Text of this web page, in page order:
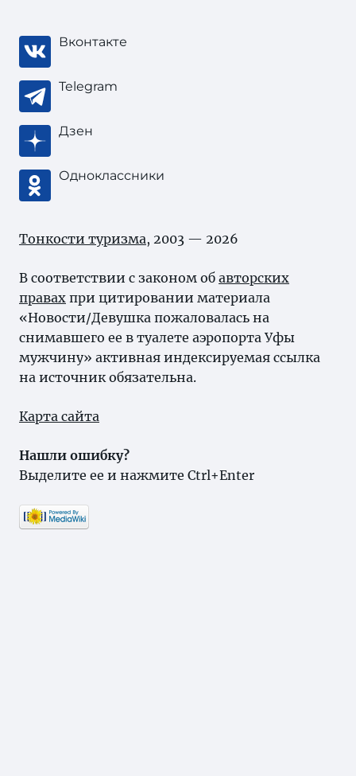
Вконтакте
Telegram
Дзен
Одноклассники
Тонкости туризма, 2003 — 2026
В соответствии с законом об авторских
правах при цитировании материала
«Новости/Девушка пожаловалась на
снимавшего ее в туалете аэропорта Уфы
мужчину» активная индексируемая ссылка
на источник обязательна.
Карта сайта
Нашли ошибку?
Выделите ее и нажмите Ctrl+Enter